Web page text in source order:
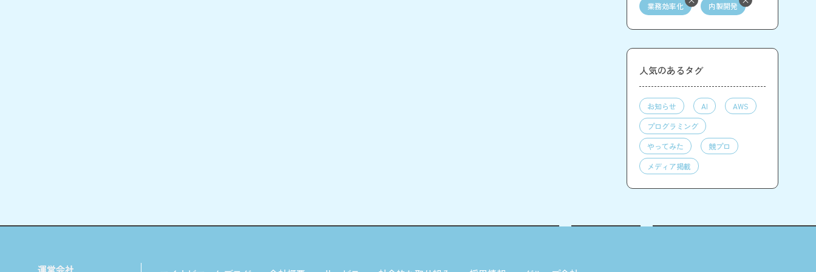
業務効率化 内製開発
人気のあるタグ
お知らせ AI
AWS
プログラミング
やってみた
競プロ
メディア掲載